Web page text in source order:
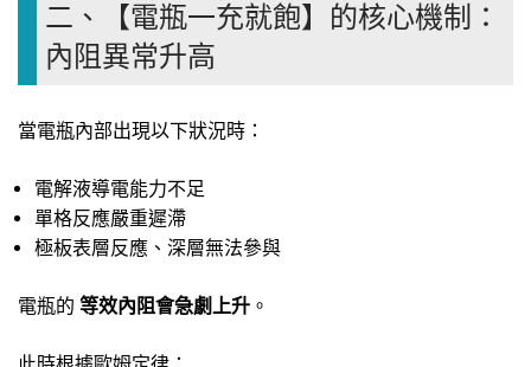
二、【電瓶一充就飽】的核心機制：
內阻異常升高
當電瓶內部出現以下狀況時：
電解液導電能力不足
單格反應嚴重遲滯
極板表層反應、深層無法參與
電瓶的 等效內阻會急劇上升 。